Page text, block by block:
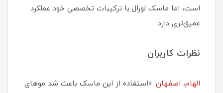
است، اما ماسک لورال با ترکیبات تخصصی خود عملکرد
عمیق‌تری دارد.
نظرات کاربران
الهام، اصفهان: «استفاده از این ماسک باعث شد موهای